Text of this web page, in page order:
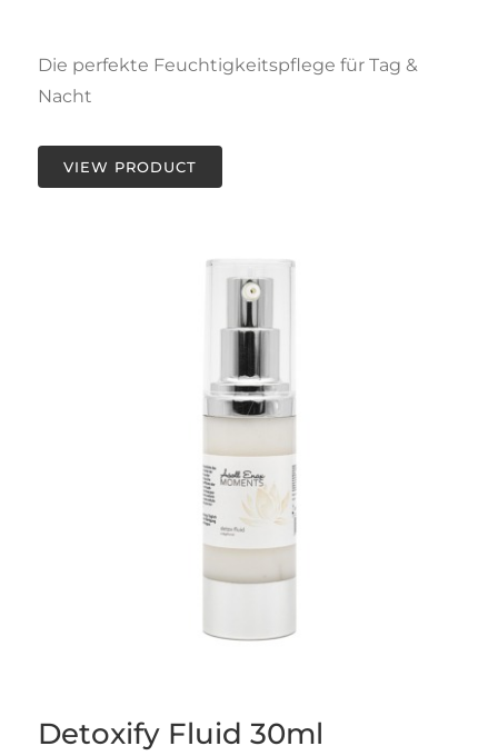
Die perfekte Feuchtigkeitspflege für Tag &
Nacht
VIEW PRODUCT
Detoxify Fluid 30ml